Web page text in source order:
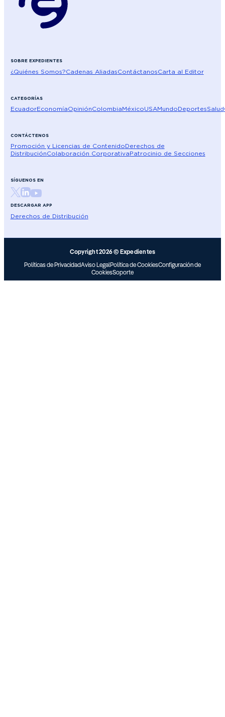
SOBRE EXPEDIENTES
¿Quiénes Somos?Cadenas AliadasContáctanosCarta al Editor
CATEGORÍAS
EcuadorEconomíaOpiniónColombiaMéxicoUSAMundoDeportesSalud
CONTÁCTENOS
Promoción y Licencias de ContenidoDerechos de
DistribuciónColaboración CorporativaPatrocinio de Secciones
SÍGUENOS EN
DESCARGAR APP
Derechos de Distribución
Copyright 2026 © Expedientes
Políticas de PrivacidadAviso LegalPolítica de CookiesConfiguración de
CookiesSoporte